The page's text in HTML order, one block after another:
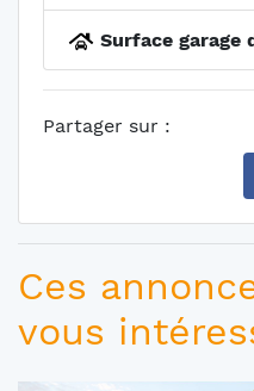
Surface garage
Partager sur :
Ces
vous